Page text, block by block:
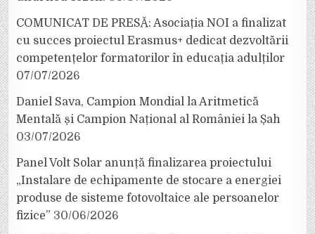
COMUNICAT DE PRESĂ: Asociația NOI a finalizat
cu succes proiectul Erasmus+ dedicat dezvoltării
competențelor formatorilor în educația adulților
07/07/2026
Daniel Sava, Campion Mondial la Aritmetică
Mentală și Campion Național al României la Șah
03/07/2026
Panel Volt Solar anunță finalizarea proiectului
„Instalare de echipamente de stocare a energiei
produse de sisteme fotovoltaice ale persoanelor
fizice” 30/06/2026